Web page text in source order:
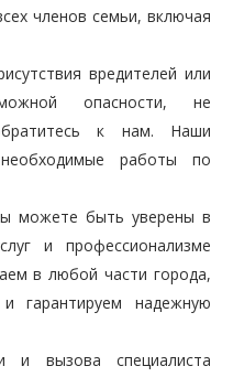
членов семьи, включая
вредителей или
опасности, не
к нам. Наши
работы по
можете быть уверены в
и профессионализме
в любой части города,
гарантируем надежную
и вызова специалиста